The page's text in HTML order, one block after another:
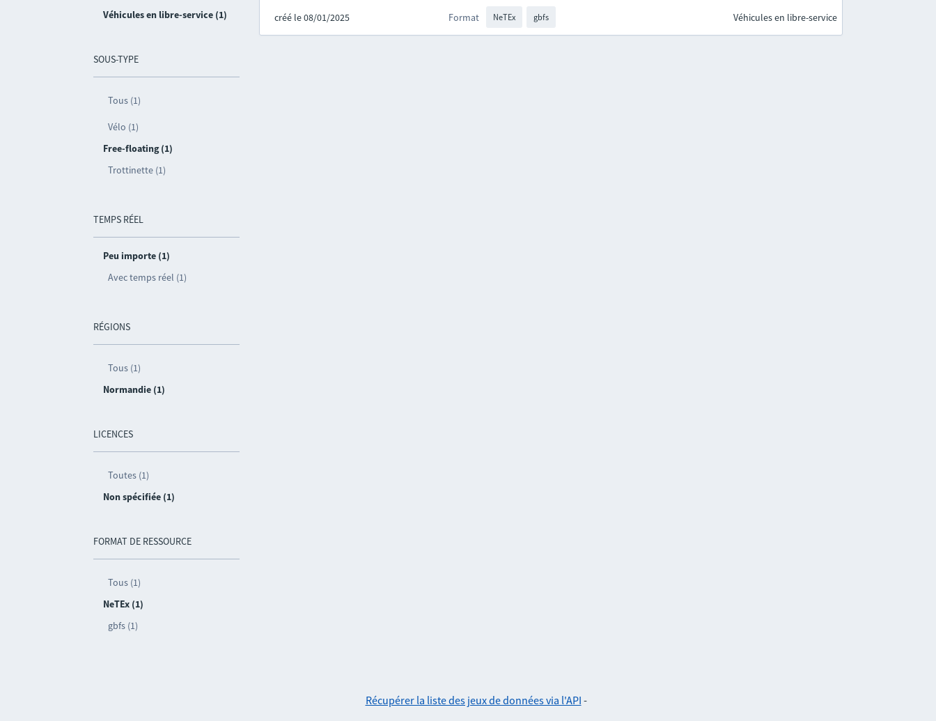
Véhicules en libre-service (1)
SOUS-TYPE
Tous (1)
Vélo (1)
Free-floating (1)
Trottinette (1)
TEMPS RÉEL
Peu importe (1)
Avec temps réel (1)
RÉGIONS
Tous (1)
Normandie (1)
LICENCES
Toutes (1)
Non spécifiée (1)
FORMAT DE RESSOURCE
Tous (1)
NeTEx (1)
gbfs (1)
créé le 08/01/2025 Format NeTEx gbfs Véhicules en libre-service
Récupérer la liste des jeux de données via l'API -